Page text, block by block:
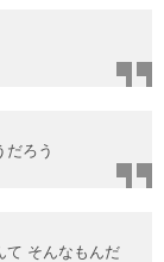
だろう
て そんなもんだ